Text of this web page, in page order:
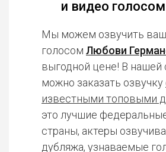
и видео
Мы можем озвучить
голосом Любови
выгодной цене! В нашей
можно заказать озвучку
известными топовыми
это лучшие
страны, актеры
дубляжа, узнаваемые